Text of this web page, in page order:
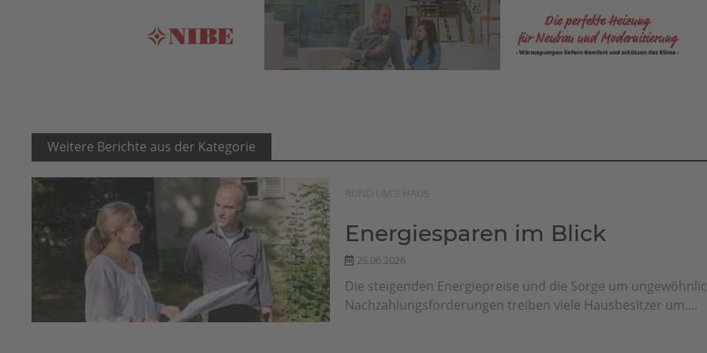
Weitere Berichte aus der Kategorie
RUND UM'S HAUS
Energiesparen im Blick
25.06.2026
Die steigenden Energiepreise und die Sorge um
Nachzahlungsforderungen treiben viele Hausbesitzer um....